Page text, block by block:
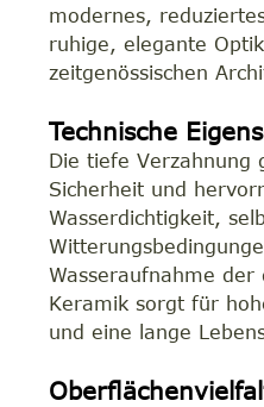
modernes,
ruhige, elegante
zeitgenössischen
Technische
Die tiefe Verzahnung
Sicherheit und
Wasserdichtigkeit,
Wasseraufnahme der
Keramik sorgt für
und eine lange